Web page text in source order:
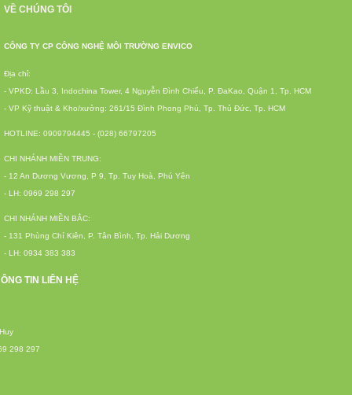
VỀ CHÚNG TÔI
CÔNG TY CP CÔNG NGHỆ MÔI TRƯỜNG ENVICO
Địa chỉ:
- VPKD: Lầu 3, Indochina Tower, 4 Nguyễn Đình Chiểu, P. ĐaKao, Quận 1, Tp. HCM
- VP Kỹ thuật & Kho/xưởng: 261/15 Đình Phong Phú, Tp. Thủ Đức, Tp. HCM
HOTLINE: 0909794445 - (028) 66797205
CHI NHÁNH MIỀN TRUNG:
- 12 An Dương Vương, P 9, Tp. Tuy Hoà, Phú Yên
- LH: 0969 298 297
CHI NHÁNH MIỀN BẮC:
- 131 Phùng Chí Kiên, P. Tân Bình, Tp. Hải Dương
- LH: 0934 383 383
TIN LIÊN HỆ
298 297